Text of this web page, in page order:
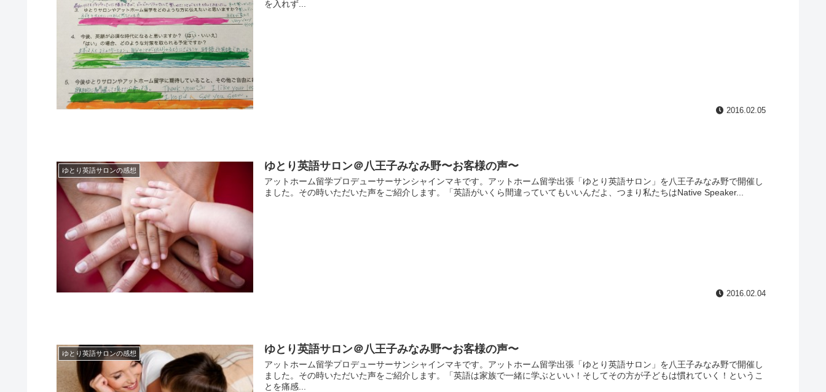
を入れず...
2016.02.05
ゆとり英語サロンの感想 ゆとり英語サロン＠八王子みなみ野〜お客様の声〜
アットホーム留学プロデューサーサンシャインマキです。アットホーム留学出張「ゆとり英語サロン」を八王子みなみ野で開催し
ました。その時いただいた声をご紹介します。「英語がいくら間違っていてもいいんだよ、つまり私たちはNative Speaker...
2016.02.04
ゆとり英語サロンの感想 ゆとり英語サロン＠八王子みなみ野〜お客様の声〜
アットホーム留学プロデューサーサンシャインマキです。アットホーム留学出張「ゆとり英語サロン」を八王子みなみ野で開催し
ました。その時いただいた声をご紹介します。「英語は家族で一緒に学ぶといい！そしてその方が子どもは慣れていく！というこ
とを痛感...